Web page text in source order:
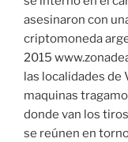
asesinaron con
criptomoneda
2015
las localidades de
maquinas
donde van los
se reúnen en